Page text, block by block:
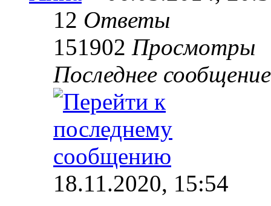
12 Ответы
151902 Просмотры
Последнее
18.11.2020, 15:54